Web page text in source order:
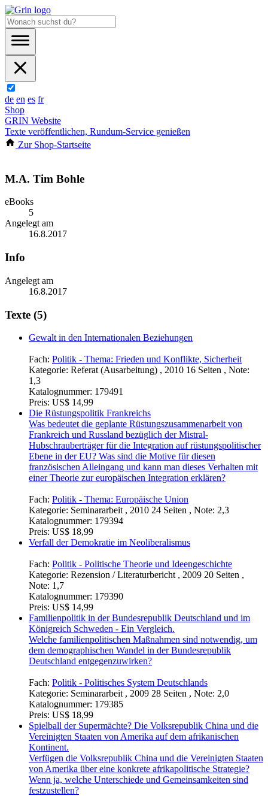
de en es fr
Shop
GRIN Website
Texte veröffentlichen, Rundum-Service genießen
Zur Shop-Startseite
M.A. Tim Bohle
eBooks
5
Angelegt am
16.8.2017
Info
Angelegt am
16.8.2017
Texte (5)
Gewalt in den Internationalen Beziehungen
Fach: Politik - Thema: Frieden und Konflikte, Sicherheit
Kategorie: Referat (Ausarbeitung) , 2010 16 Seiten , Note:
1,3
Katalognummer: 179491
Preis: US$ 14,99
Die Rüstungspolitik Frankreichs
Was bedeutet die geplante Rüstungszusammenarbeit von
Frankreich und Russland bezüglich der Mistral-
Hubschrauberträger für die Integration auf rüstungspolitischer
Ebene in der EU? Was sind die Motive für diesen
französischen Alleingang und kann man dieses Verhalten mit
einer Theorie zur europäischen Integration erklären?
Fach: Politik - Thema: Europäische Union
Kategorie: Seminararbeit , 2010 24 Seiten , Note: 2,3
Katalognummer: 179394
Preis: US$ 18,99
Verfall der Demokratie im Neoliberalismus
Fach: Politik - Politische Theorie und Ideengeschichte
Kategorie: Rezension / Literaturbericht , 2009 20 Seiten ,
Note: 1,7
Katalognummer: 179390
Preis: US$ 14,99
Familienpolitik in der Bundesrepublik Deutschland und im
Königreich Schweden - Ein Vergleich.
Welche familienpolitischen Maßnahmen sind notwendig, um
dem demographischen Wandel in der Bundesrepublik
Deutschland entgegenzuwirken?
Fach: Politik - Politisches System Deutschlands
Kategorie: Seminararbeit , 2009 28 Seiten , Note: 2,0
Katalognummer: 179385
Preis: US$ 18,99
Spielball der Supermächte? Die Volksrepublik China und die
Vereinigten Staaten von Amerika auf dem afrikanischen
Kontinent.
Verfügen die Volksrepublik China und die Vereinigten Staaten
von Amerika über eine konkrete afrikapolitische Strategie?
Wenn ja, welche Unterschiede und Gemeinsamkeiten sind
festzustellen?